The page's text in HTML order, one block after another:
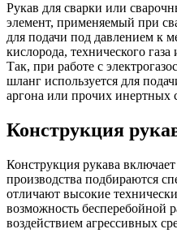
Рукав для сварки или
элемент, применяемый при
для подачи под давлением к
кислорода, технического
Так, при работе с
шланг используется для
аргона или прочих инертных
Конструкция
Конструкция рукава
производства подбираются
отличают высокие
возможность бесперебойной
воздействием агрессивных